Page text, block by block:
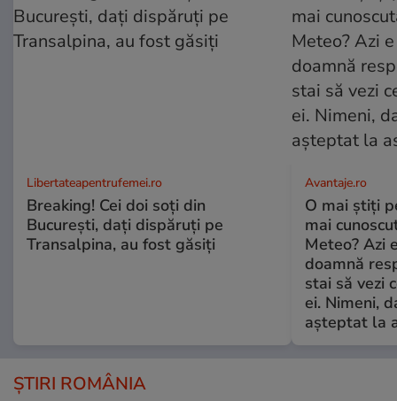
Libertateapentrufemei.ro
Breaking! Cei doi soți din
București, dați dispăruți pe
Transalpina, au fost găsiți
Avantaje.ro
O mai știți
mai
Meteo? Azi
doamnă
stai să vezi
ei. Nimeni,
așteptat la
ȘTIRI ROMÂNIA